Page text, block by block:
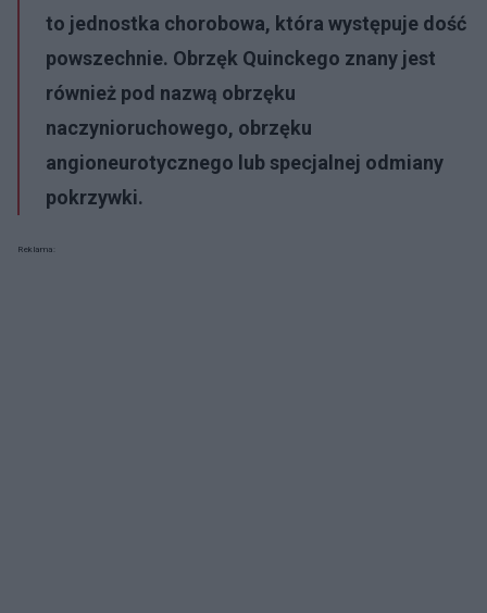
to jednostka chorobowa, która występuje dość
powszechnie. Obrzęk Quinckego znany jest
również pod nazwą obrzęku
naczynioruchowego, obrzęku
angioneurotycznego lub specjalnej odmiany
pokrzywki.
Reklama: